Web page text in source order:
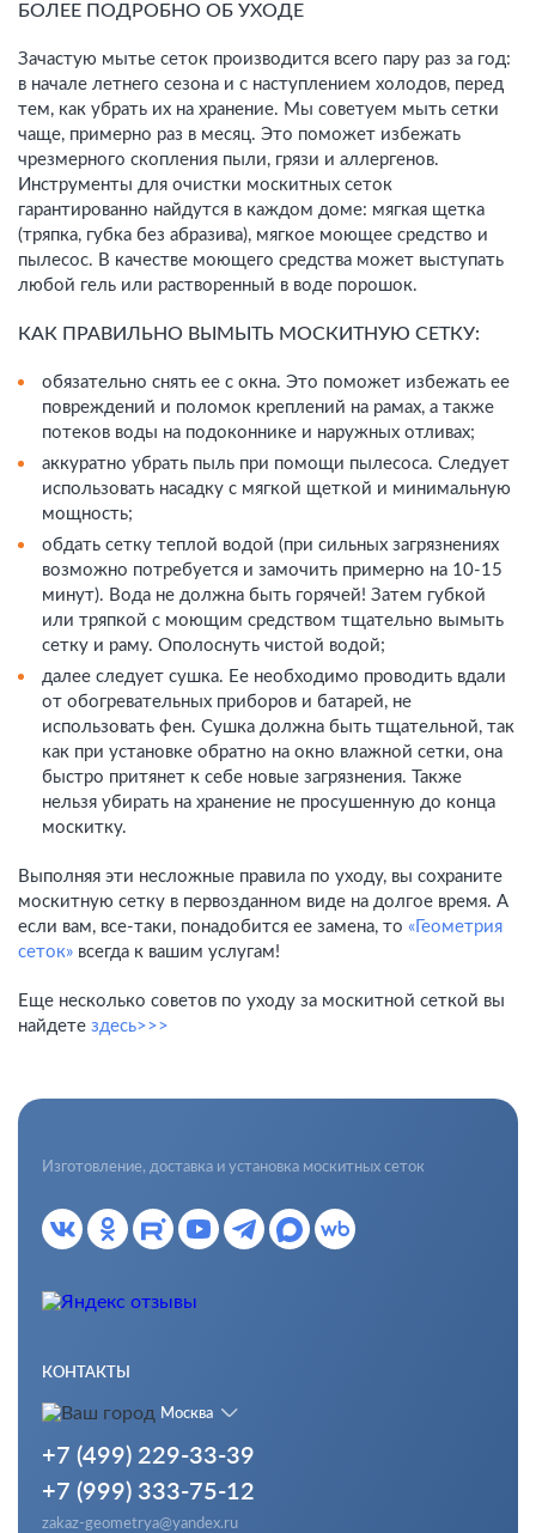
БОЛЕЕ ПОДРОБНО ОБ УХОДЕ
Зачастую мытье сеток производится всего пару раз за год:
в начале летнего сезона и с наступлением холодов, перед
тем, как убрать их на хранение. Мы советуем мыть сетки
чаще, примерно раз в месяц. Это поможет избежать
чрезмерного скопления пыли, грязи и аллергенов.
Инструменты для очистки москитных сеток
гарантированно найдутся в каждом доме: мягкая щетка
(тряпка, губка без абразива), мягкое моющее средство и
пылесос. В качестве моющего средства может выступать
любой гель или растворенный в воде порошок.
КАК ПРАВИЛЬНО ВЫМЫТЬ МОСКИТНУЮ СЕТКУ:
обязательно снять ее с окна. Это поможет избежать ее
повреждений и поломок креплений на рамах, а также
потеков воды на подоконнике и наружных отливах;
аккуратно убрать пыль при помощи пылесоса. Следует
использовать насадку с мягкой щеткой и минимальную
мощность;
обдать сетку теплой водой (при сильных загрязнениях
возможно потребуется и замочить примерно на 10-15
минут). Вода не должна быть горячей! Затем губкой
или тряпкой с моющим средством тщательно вымыть
сетку и раму. Ополоснуть чистой водой;
далее следует сушка. Ее необходимо проводить вдали
от обогревательных приборов и батарей, не
использовать фен. Сушка должна быть тщательной, так
как при установке обратно на окно влажной сетки, она
быстро притянет к себе новые загрязнения. Также
нельзя убирать на хранение не просушенную до конца
москитку.
Выполняя эти несложные правила по уходу, вы сохраните
москитную сетку в первозданном виде на долгое время. А
если вам, все-таки, понадобится ее замена, то «Геометрия
сеток» всегда к вашим услугам!
Еще несколько советов по уходу за москитной сеткой вы
найдете здесь>>>
Изготовление, доставка и установка москитных сеток
КОНТАКТЫ
Москва
+7 (499) 229-33-39
+7 (999) 333-75-12
zakaz-geometrya@yandex.ru